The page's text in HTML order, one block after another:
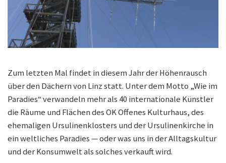
Zum letzten Mal findet in diesem Jahr der Höhenrausch
über den Dächern von Linz statt. Unter dem Motto „Wie im
Paradies“ verwandeln mehr als 40 internationale Künstler
die Räume und Flächen des OK Offenes Kulturhaus, des
ehemaligen Ursulinenklosters und der Ursulinenkirche in
ein weltliches Paradies — oder was uns in der Alltagskultur
und der Konsumwelt als solches verkauft wird.